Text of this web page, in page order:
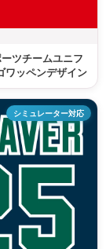
ツチームユニフ
ワッペンデザイン
シミュレーター対応